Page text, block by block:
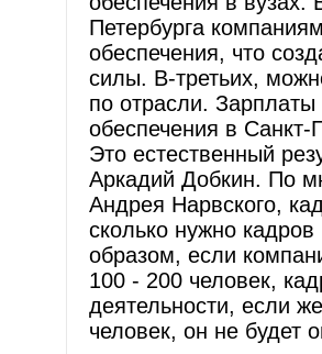
Петербурга
обеспечения, что
силы. В-третьих,
по отрасли.
обеспечения в
Это естественный
Аркадий Добкин. По
Андрея Нарвского,
сколько нужно
образом, если
100 - 200 человек,
деятельности, если
человек, он не будет